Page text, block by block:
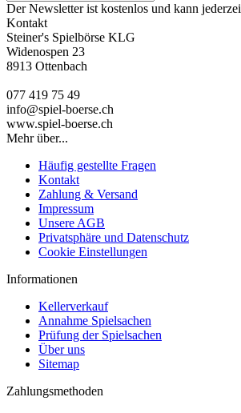
Der Newsletter ist kostenlos und kann
Kontakt
Steiner's Spielbörse KLG
Widenospen 23
8913 Ottenbach
077 419 75 49
info@spiel-boerse.ch
www.spiel-boerse.ch
Mehr über...
Häufig gestellte Fragen
Kontakt
Zahlung & Versand
Impressum
Unsere AGB
Privatsphäre und Datenschutz
Cookie Einstellungen
Informationen
Kellerverkauf
Annahme Spielsachen
Prüfung der Spielsachen
Über uns
Sitemap
Zahlungsmethoden